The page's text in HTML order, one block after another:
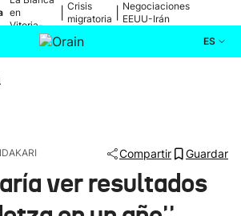
en
Vitoria-
Gasteiz
Crisis
migratoria
Negociaciones
EEUU-Irán
ES
Ikusmiran
Compartir Guardar
ver resultados